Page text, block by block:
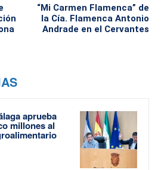
“Mi Carmen Flamenca” de
la Cía. Flamenca Antonio
Andrade en el Cervantes
aprueba
millones al